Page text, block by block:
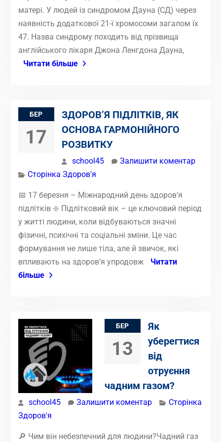
матері. У людей із синдромом Дауна (СД) через
наявність додаткової 21-ї хромосоми загалом їх
47. Назва синдрому походить від прізвища
англійського лікаря Джона Ленгдона Дауна,
Читати більше
БЕР
17
ЗДОРОВ’Я ПІДЛІТКІВ, ЯК
ОСНОВА ГАРМОНІЙНОГО
РОЗВИТКУ
school45
Залишити коментар
Сторінка Здоров'я
📅 17 березня – Міжнародний день здоров’я
підлітків ❇️ Підлітковий вік – це ключовий період
у житті людини, коли відбуваються значні
фізичні, психічні та соціальні зміни. Це час
формування не лише тіла, але й звичок, які
впливають на здоров’я упродовж
Читати
більше
БЕР
13
Як
уберегтися
від
отруєння
чадним газом?
school45 Залишити коментар
Сторінка
Здоров'я
🔎 Чим він небезпечний для людини?Чадний газ